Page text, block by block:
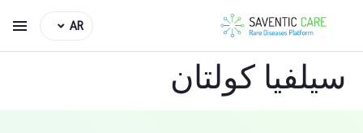
AR
سيلفيا كولتان